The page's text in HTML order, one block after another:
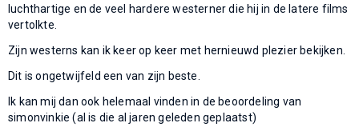
luchthartige en de veel hardere westerner die hij in de latere films
vertolkte.
Zijn westerns kan ik keer op keer met hernieuwd plezier bekijken.
Dit is ongetwijfeld een van zijn beste.
Ik kan mij dan ook helemaal vinden in de beoordeling van
simonvinkie (al is die al jaren geleden geplaatst)